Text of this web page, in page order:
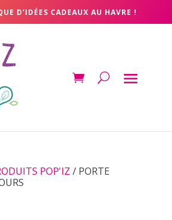
D’IDÉES CADEAUX AU HAVRE !
POP'IZ / PORTE